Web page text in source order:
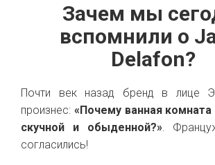
Зачем мы
вспомнили о
Delafon?
Почти век назад бренд в лице
произнес: «Почему ванная
скучной и обыденной?».
согласились!